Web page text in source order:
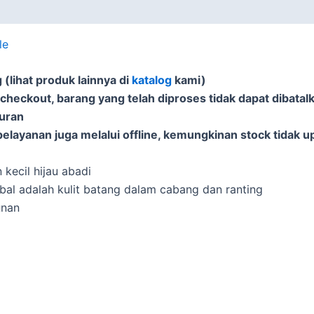
(lihat produk lainnya di katalog kami)
barang yang telah diproses tidak dapat
juga melalui offline, kemungkinan stock tidak
kecil hijau abadi
adalah kulit batang dalam cabang dan ranting